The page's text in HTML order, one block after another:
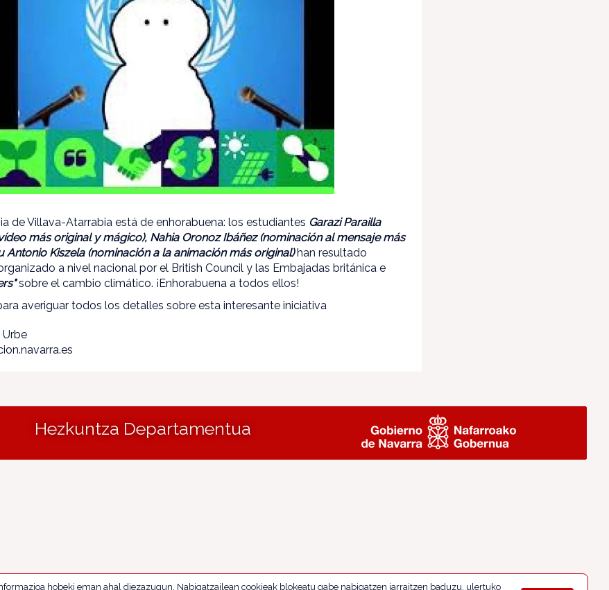
de Villava-Atarrabia está de enhorabuena: los estudiantes Garazi Parailla
más original y mágico), Nahia Oronoz Ibáñez (nominación al mensaje más
Antonio Kiszela (nominación a la animación más original)han resultado
a nivel nacional por el British Council y las Embajadas británica e
sobre el cambio climático. ¡Enhorabuena a todos ellos!
averiguar todos los detalles sobre esta interesante iniciativa
Urbe
Hezkuntza Departamentua
hobeki eman ahal diezazugun. Nabigatzailean cookieak blokeatu gabe nabigatzen jarraitzen baduzu, ulertuko